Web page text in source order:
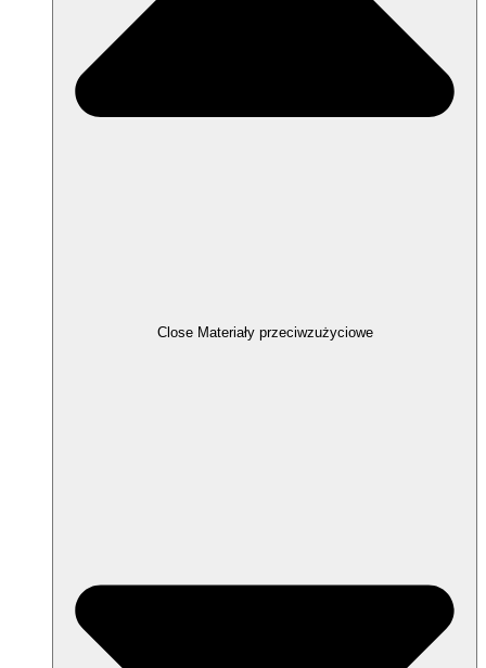
Close Materiały przeciwzużyciowe